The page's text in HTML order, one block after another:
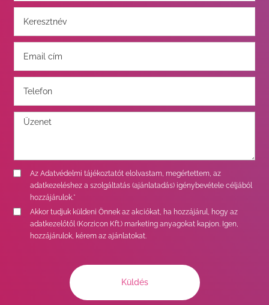
Az Adatvédelmi tájékoztatótelolvastam, megértettem, az
adatkezeléshez a szolgáltatás (ajánlatadás) igénybevétele céljából
hozzájárulok.*
Akkor tudjuk küldeni Önnek az akciókat, ha hozzájárul, hogy az
adatkezelőtől (Korzicon Kft.) marketing anyagokat kapjon. Igen,
hozzájárulok, kérem az ajánlatokat.